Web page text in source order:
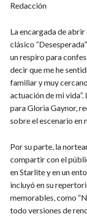
Redacción
La encargada de
clásico
un respiro para
decir que me he
familiar y muy
actuación de mi
para Gloria Gaynor,
sobre el escenario en
Por su parte, la
compartir con el
en Starlite y en un
incluyó en su
memorables, como
todo versiones de